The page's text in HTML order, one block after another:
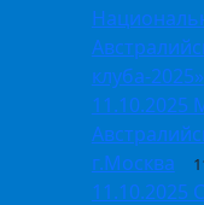
клуба-2025»
11.10.2025
г.Москва